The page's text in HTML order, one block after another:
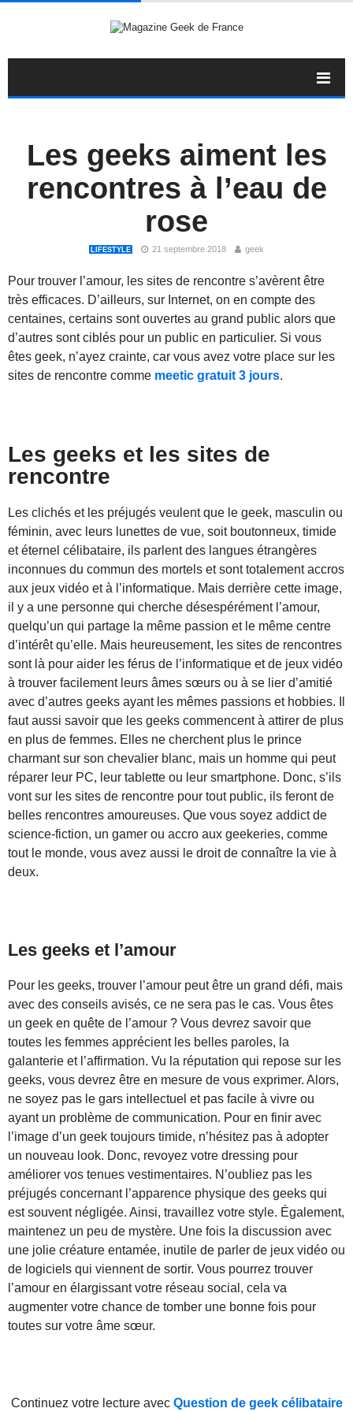
Les geeks aiment les
rencontres à l’eau de
rose
LIFESTYLE 21 septembre 2018 geek
Pour trouver l’amour, les sites de rencontre s’avèrent être
très efficaces. D’ailleurs, sur Internet, on en compte des
centaines, certains sont ouvertes au grand public alors que
d’autres sont ciblés pour un public en particulier. Si vous
êtes geek, n’ayez crainte, car vous avez votre place sur les
sites de rencontre comme meetic gratuit 3 jours.
Les geeks et les sites de
rencontre
Les clichés et les préjugés veulent que le geek, masculin ou
féminin, avec leurs lunettes de vue, soit boutonneux, timide
et éternel célibataire, ils parlent des langues étrangères
inconnues du commun des mortels et sont totalement accros
aux jeux vidéo et à l’informatique. Mais derrière cette image,
il y a une personne qui cherche désespérément l’amour,
quelqu’un qui partage la même passion et le même centre
d’intérêt qu’elle. Mais heureusement, les sites de rencontres
sont là pour aider les férus de l’informatique et de jeux vidéo
à trouver facilement leurs âmes sœurs ou à se lier d’amitié
avec d’autres geeks ayant les mêmes passions et hobbies. Il
faut aussi savoir que les geeks commencent à attirer de plus
en plus de femmes. Elles ne cherchent plus le prince
charmant sur son chevalier blanc, mais un homme qui peut
réparer leur PC, leur tablette ou leur smartphone. Donc, s’ils
vont sur les sites de rencontre pour tout public, ils feront de
belles rencontres amoureuses. Que vous soyez addict de
science-fiction, un gamer ou accro aux geekeries, comme
tout le monde, vous avez aussi le droit de connaître la vie à
deux.
Les geeks et l’amour
Pour les geeks, trouver l’amour peut être un grand défi, mais
avec des conseils avisés, ce ne sera pas le cas. Vous êtes
un geek en quête de l’amour ? Vous devrez savoir que
toutes les femmes apprécient les belles paroles, la
galanterie et l’affirmation. Vu la réputation qui repose sur les
geeks, vous devrez être en mesure de vous exprimer. Alors,
ne soyez pas le gars intellectuel et pas facile à vivre ou
ayant un problème de communication. Pour en finir avec
l’image d’un geek toujours timide, n’hésitez pas à adopter
un nouveau look. Donc, revoyez votre dressing pour
améliorer vos tenues vestimentaires. N’oubliez pas les
préjugés concernant l’apparence physique des geeks qui
est souvent négligée. Ainsi, travaillez votre style. Également,
maintenez un peu de mystère. Une fois la discussion avec
une jolie créature entamée, inutile de parler de jeux vidéo ou
de logiciels qui viennent de sortir. Vous pourrez trouver
l’amour en élargissant votre réseau social, cela va
augmenter votre chance de tomber une bonne fois pour
toutes sur votre âme sœur.
Continuez votre lecture avec Question de geek célibataire